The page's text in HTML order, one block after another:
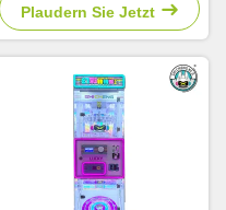
Kinder-Vergnügungspark
Plaudern Sie Jetzt